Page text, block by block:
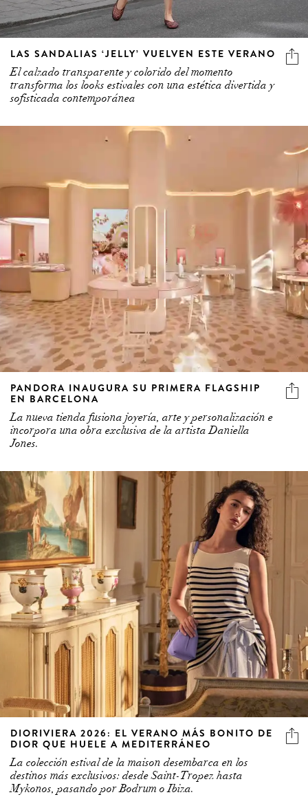
LAS SANDALIAS ‘JELLY’ VUELVEN ESTE VERANO
El calzado transparente y colorido del momento
transforma los looks estivales con una estética divertida y
sofisticada contemporánea
PANDORA INAUGURA SU PRIMERA FLAGSHIP
EN BARCELONA
La nueva tienda fusiona joyería, arte y personalización e
incorpora una obra exclusiva de la artista Daniella
Jones.
DIORIVIERA 2026: EL VERANO MÁS BONITO DE
DIOR QUE HUELE A MEDITERRÁNEO
La colección estival de la maison desembarca en los
destinos más exclusivos: desde Saint-Tropez hasta
Mykonos, pasando por Bodrum o Ibiza.